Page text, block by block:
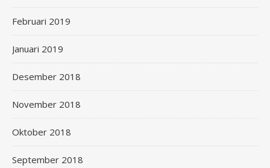
Februari 2019
Januari 2019
Desember 2018
November 2018
Oktober 2018
September 2018